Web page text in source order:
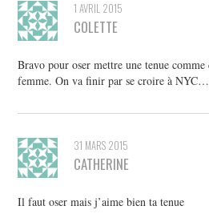
1 AVRIL 2015
COLETTE
Bravo pour oser mettre une tenue
femme. On va finir par se croire à
31 MARS 2015
CATHERINE
Il faut oser mais j’aime bien ta tenue